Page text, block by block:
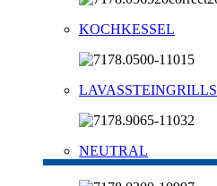
KOCHKESSEL
LAVASSTEINGRILLS
NEUTRAL